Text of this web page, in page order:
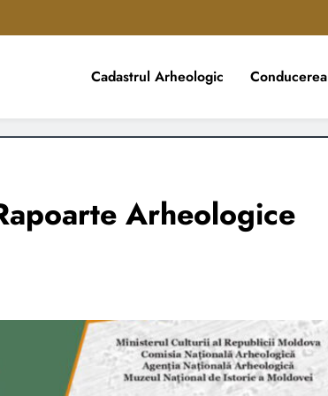
Cadastrul Arheologic Conducerea
Arheologice